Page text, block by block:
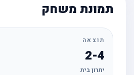
תמונת משחק
תוצאה
2-4
יתרון בית